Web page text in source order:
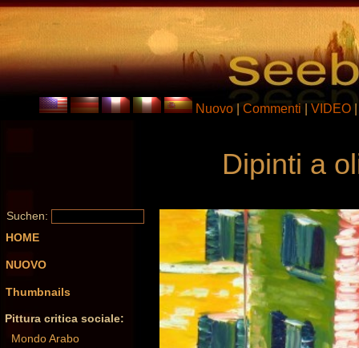
Nuovo Commenti VIDEO
Dipinti a
Suchen:
HOME
NUOVO
Thumbnails
Pittura critica sociale:
Mondo Arabo